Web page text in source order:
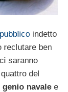
indetto
reclutare ben
saranno
del
genio navale e